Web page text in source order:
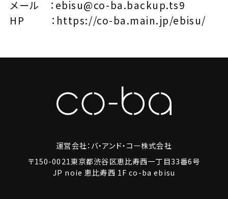
メール ： ebisu@co-ba.backup.ts9
HP ： https://co-ba.main.jp/ebisu/
運営会社：バ・アンド・コー株式会社
〒150-0021東京都渋谷区恵比寿西一丁目33番6号
JP noie 恵比寿西 1F co-ba ebisu